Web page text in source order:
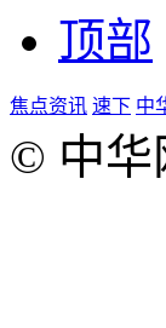
顶部
焦点资讯 速下 中
© 中